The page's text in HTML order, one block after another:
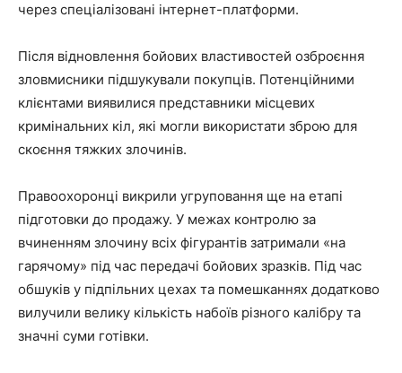
через спеціалізовані інтернет-платформи.
Після відновлення бойових властивостей озброєння
зловмисники підшукували покупців. Потенційними
клієнтами виявилися представники місцевих
кримінальних кіл, які могли використати зброю для
скоєння тяжких злочинів.
Правоохоронці викрили угруповання ще на етапі
підготовки до продажу. У межах контролю за
вчиненням злочину всіх фігурантів затримали «на
гарячому» під час передачі бойових зразків. Під час
обшуків у підпільних цехах та помешканнях додатково
вилучили велику кількість набоїв різного калібру та
значні суми готівки.